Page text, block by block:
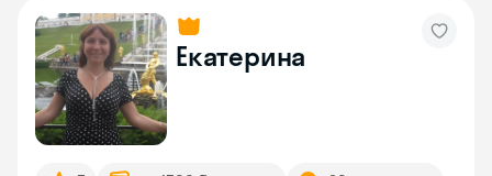
Екатерина